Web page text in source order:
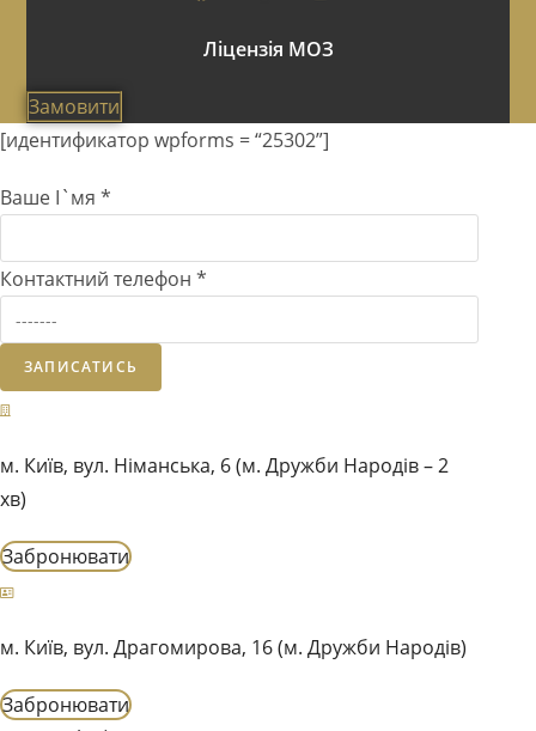
Ліцензія МОЗ
Замовити
[идентификатор wpforms = “25302”]
Ваше І`мя *
Контактний телефон *
ЗАПИСАТИСЬ
м. Київ, вул. Німанська, 6 (м. Дружби Народів – 2
хв)
Забронювати
м. Київ, вул. Драгомирова, 16 (м. Дружби Народів)
Забронювати